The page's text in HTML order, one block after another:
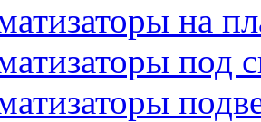
на
под